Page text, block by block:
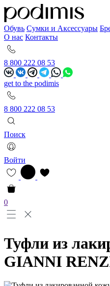
Обувь Сумки и Аксессуары
О нас Контакты
8 800 222 08 53
get to the podimis
8 800 222 08 53
Поиск
Войти
0
Туфли из
GIANNI